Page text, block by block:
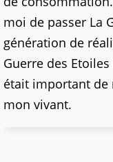
moi de passer La
génération de
Guerre des
était important de
mon vivant.